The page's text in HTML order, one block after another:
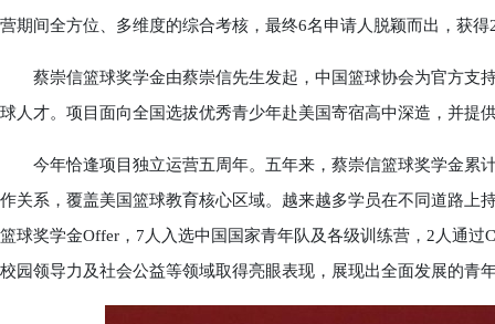
营期间全方位、多维度的综合考核，最终6名申请人脱颖而出，获
蔡崇信篮球奖学金由蔡崇信先生发起，中国篮球协会为官方支
球人才。项目面向全国选拔优秀青少年赴美国寄宿高中深造，并提
今年恰逢项目独立运营五周年。五年来，蔡崇信篮球奖学金累
作关系，覆盖美国篮球教育核心区域。越来越多学员在不同道路上
篮球奖学金Offer，7人入选中国国家青年队及各级训练营，2人通
校园领导力及社会公益等领域取得亮眼表现，展现出全面发展的青